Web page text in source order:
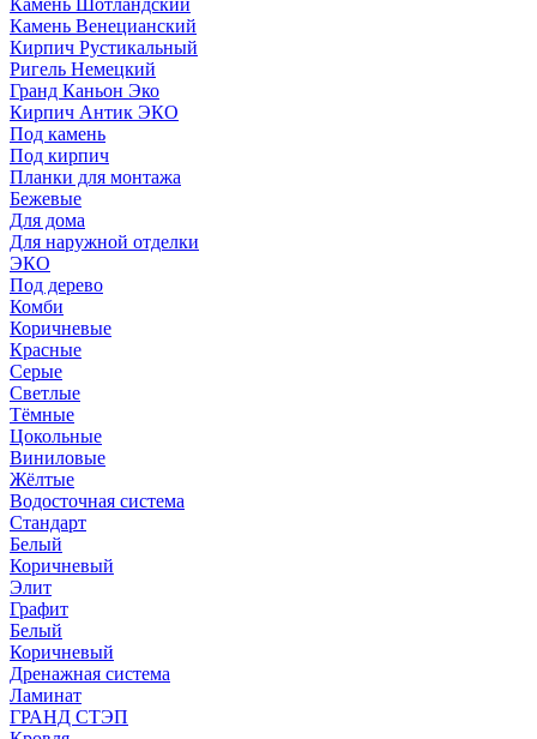
Камень Шотландский
Камень Венецианский
Кирпич Рустикальный
Ригель Немецкий
Гранд Каньон Эко
Кирпич Антик ЭКО
Под камень
Под кирпич
Планки для монтажа
Бежевые
Для дома
Для наружной отделки
ЭКO
Под дерево
Комби
Коричневые
Красные
Серые
Светлые
Тёмные
Цокольные
Виниловые
Жёлтые
Водосточная система
Стандарт
Белый
Коричневый
Элит
Графит
Белый
Коричневый
Дренажная система
Ламинат
ГРАНД СТЭП